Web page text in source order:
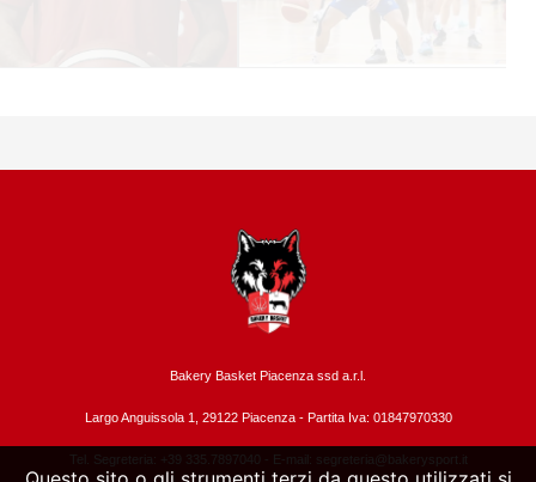
Bakery Basket Piacenza ssd a.r.l.
Largo Anguissola 1, 29122 Piacenza - Partita Iva: 01847970330
Tel. Segreteria: +39 335.7897040 - E-mail: segreteria@bakerysport.it